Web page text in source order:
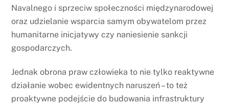
Navalnego i sprzeciw społeczności międzynarodowej
oraz udzielanie wsparcia samym obywatelom przez
humanitarne inicjatywy czy naniesienie sankcji
gospodarczych.
Jednak obrona praw człowieka to nie tylko reaktywne
działanie wobec ewidentnych naruszeń – to też
proaktywne podejście do budowania infrastruktury